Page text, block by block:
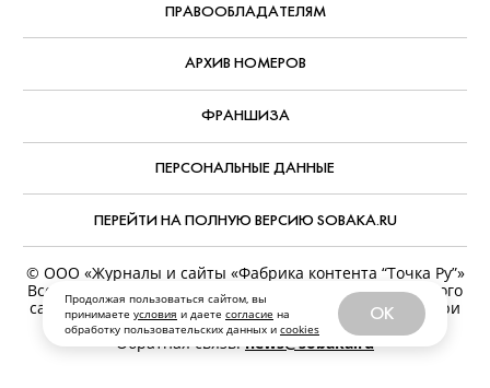
Продолжая пользоваться сайтом, вы
принимаете условия и даете согласие на
обработку пользовательских данных и cookies
OK
ПРАВООБЛАДАТЕЛЯМ
АРХИВ НОМЕРОВ
ФРАНШИЗА
ПЕРСОНАЛЬНЫЕ ДАННЫЕ
ПЕРЕЙТИ НА ПОЛНУЮ ВЕРСИЮ SOBAKA.RU
© ООО «Журналы и сайты «Фабрика контента “Точка Ру”»
Все права защищены. Перепечатка материалов данного
сайта возможна только с письменного разрешения. При
цитировании ссылка на www.sobaka.ru обязательна.
Обратная связь:news@sobaka.ru